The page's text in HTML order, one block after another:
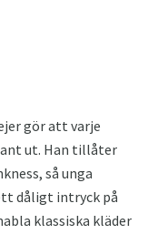
gör att varje
ut. Han tillåter
så unga
dåligt intryck på
klassiska kläder